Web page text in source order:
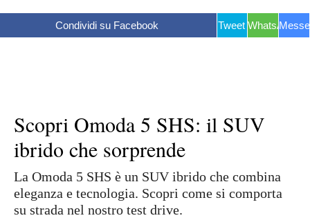
Condividi su Facebook Tweet WhatsApp
Scopri Omoda 5 SHS: il SUV
ibrido che sorprende
La Omoda 5 SHS è un SUV ibrido che combina
eleganza e tecnologia. Scopri come si comporta
su strada nel nostro test drive.